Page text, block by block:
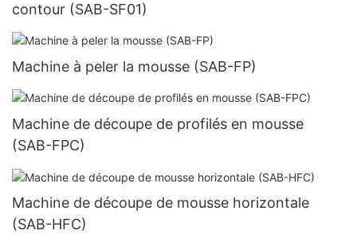
contour (SAB-SF01)
Machine à peler la mousse (SAB-FP)
Machine de découpe de profilés en mousse
(SAB-FPC)
Machine de découpe de mousse horizontale
(SAB-HFC)